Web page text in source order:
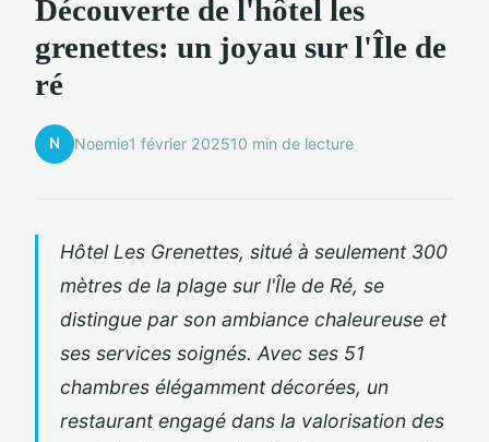
Découverte de l'hôtel les
grenettes: un joyau sur l'Île de
ré
N Noemie1 février 202510 min de lecture
Hôtel Les Grenettes, situé à seulement 300
mètres de la plage sur l'Île de Ré, se
distingue par son ambiance chaleureuse et
ses services soignés. Avec ses 51
chambres élégamment décorées, un
restaurant engagé dans la valorisation des